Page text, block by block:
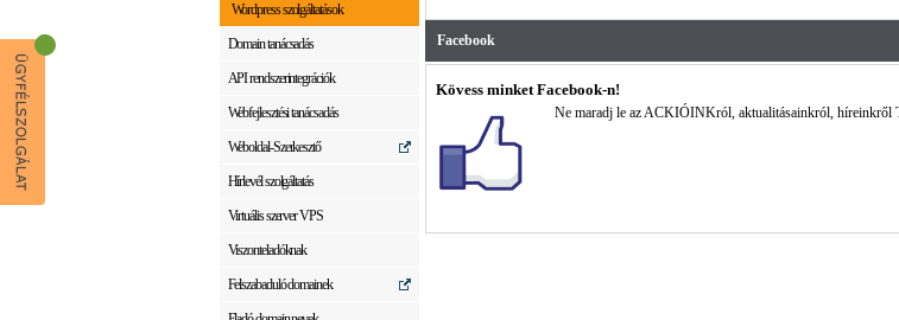
Wordpress szolgáltatások
Domain tanácsadás
API rendszerintegrációk
Webfejlesztési tanácsadás
Weboldal-Szerkesztő
Hírlevél szolgáltatás
Virtuális szerver VPS
Viszonteladóknak
Felszabaduló domainek
Facebook
Kövess minket Facebook-n!
Ne maradj le az ACKIÓINKról, aktualitásainkról, híreinkről